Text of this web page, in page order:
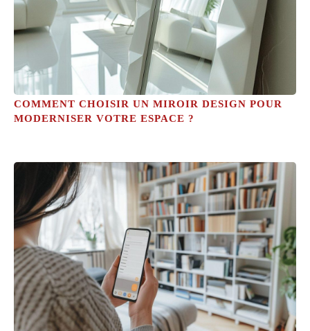
COMMENT CHOISIR UN MIROIR DESIGN POUR
MODERNISER VOTRE ESPACE ?